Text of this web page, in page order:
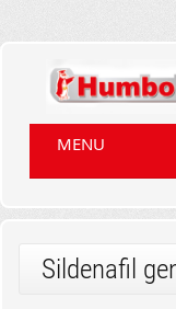
MENU
Sildenafil